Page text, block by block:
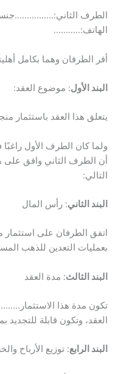
الطرف
الهاتف:………..
أقر الطرفان وهما بكامل
البند الأول: موضوع العقد:
يتعلق هذا العقد
ولما كان الطرف الأول
أن الطرف الثاني وافق على
التالي:
البند الثاني: رأس المال
اتفق الطرفان على استثمار
بعمليات التعدين للذهب
البند الثالث: مدة العقد
تكون مدة هذا
العقد، وتكون قابلة للتجديد
البند الرابع: توزيع الأرباح